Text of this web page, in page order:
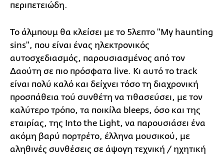
περιπετειώδη.
Το άλμπουμ θα κλείσει με το 5λεπτο "My haunting
sins", που είναι ένας ηλεκτρονικός
αυτοσχεδιασμός, παρουσιασμένος από τον
Δαούτη σε πιο πρόσφατα live. Κι αυτό το track
είναι πολύ καλό και δείχνει τόσο τη διαχρονική
προσπάθεια τού συνθέτη να τιθασεύσει, με τον
καλύτερο τρόπο, τα ποικίλα bleeps, όσο και της
εταιρίας, της Into the Light, να παρουσιάσει ένα
ακόμη βαρύ πορτρέτο, έλληνα μουσικού, με
αληθινές συνθέσεις σε άψογη τεχνική / ηχητική